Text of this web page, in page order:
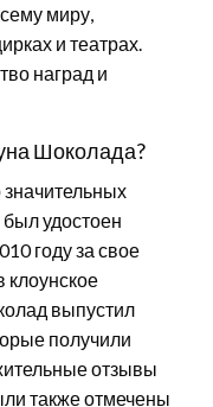
миру,
и театрах.
наград и
Шоколада?
удостоен
году за свое
клоунское
выпустил
получили
отзывы
также отмечены